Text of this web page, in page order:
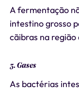
A fermentação
intestino grosso
cãibras na região
3. Gases
As bactérias